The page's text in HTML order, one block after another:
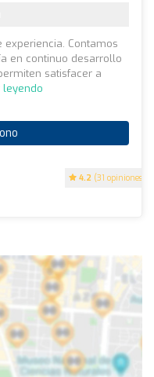
4.2 (31 opiniones)
Contamos
en continuo desarrollo
satisfacer a
leyendo